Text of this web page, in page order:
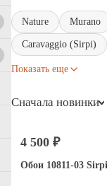
Nature Murano
Caravaggio (Sirpi)
Показать еще
Сначала новинки
4 500 ₽
Обои 10811-03